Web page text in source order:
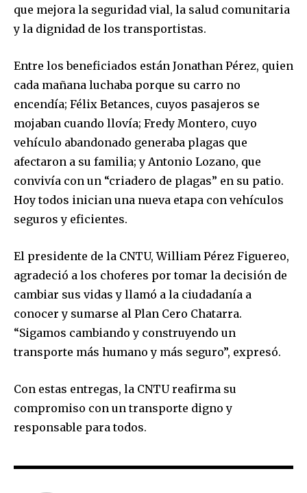
que mejora la seguridad vial, la salud comunitaria
y la dignidad de los transportistas.
Entre los beneficiados están Jonathan Pérez, quien
cada mañana luchaba porque su carro no
encendía; Félix Betances, cuyos pasajeros se
mojaban cuando llovía; Fredy Montero, cuyo
vehículo abandonado generaba plagas que
afectaron a su familia; y Antonio Lozano, que
convivía con un “criadero de plagas” en su patio.
Hoy todos inician una nueva etapa con vehículos
seguros y eficientes.
El presidente de la CNTU, William Pérez Figuereo,
agradeció a los choferes por tomar la decisión de
cambiar sus vidas y llamó a la ciudadanía a
conocer y sumarse al Plan Cero Chatarra.
“Sigamos cambiando y construyendo un
transporte más humano y más seguro”, expresó.
Con estas entregas, la CNTU reafirma su
compromiso con un transporte digno y
responsable para todos.